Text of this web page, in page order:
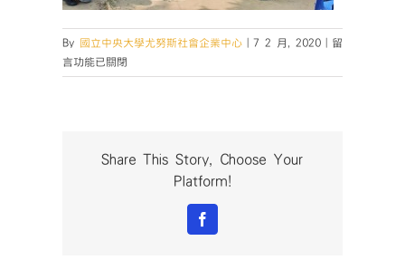
By 國立中央大學尤努斯社會企業中心 7 2 月, 2020
在
中
留
言功能已關閉
Share This Story, Choose Your
Platform!
Facebook